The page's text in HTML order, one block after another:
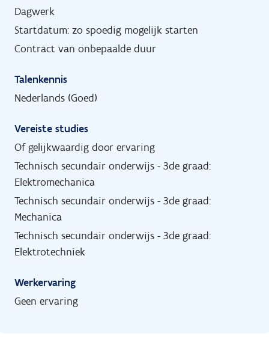
Dagwerk
Startdatum: zo spoedig mogelijk starten
Contract van onbepaalde duur
Talenkennis
Nederlands (Goed)
Vereiste studies
Of gelijkwaardig door ervaring
Technisch secundair onderwijs - 3de graad:
Elektromechanica
Technisch secundair onderwijs - 3de graad:
Mechanica
Technisch secundair onderwijs - 3de graad:
Elektrotechniek
Werkervaring
Geen ervaring